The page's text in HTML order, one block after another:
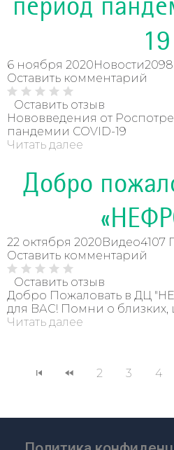
19
6 ноября 2020Новости
Оставить комментарий
Оставить отзыв
Нововведения от
пандемии COVID-19
Читать далее
Добро
22 октября 2020Видео4107
Оставить комментарий
Оставить отзыв
Добро Пожаловать в ДЦ
для ВАС! Помни о близких,
Читать далее
2 3 4